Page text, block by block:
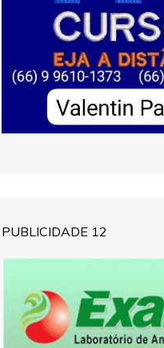
PUBLICIDADE 12